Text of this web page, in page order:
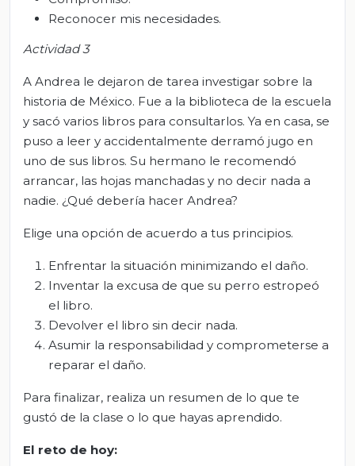
Reconocer mis necesidades.
Actividad 3
A Andrea le dejaron de tarea investigar sobre la
historia de México. Fue a la biblioteca de la escuela
y sacó varios libros para consultarlos. Ya en casa, se
puso a leer y accidentalmente derramó jugo en
uno de sus libros. Su hermano le recomendó
arrancar, las hojas manchadas y no decir nada a
nadie. ¿Qué debería hacer Andrea?
Elige una opción de acuerdo a tus principios.
Enfrentar la situación minimizando el daño.
Inventar la excusa de que su perro estropeó
el libro.
Devolver el libro sin decir nada.
Asumir la responsabilidad y comprometerse a
reparar el daño.
Para finalizar, realiza un resumen de lo que te
gustó de la clase o lo que hayas aprendido.
El reto de hoy: